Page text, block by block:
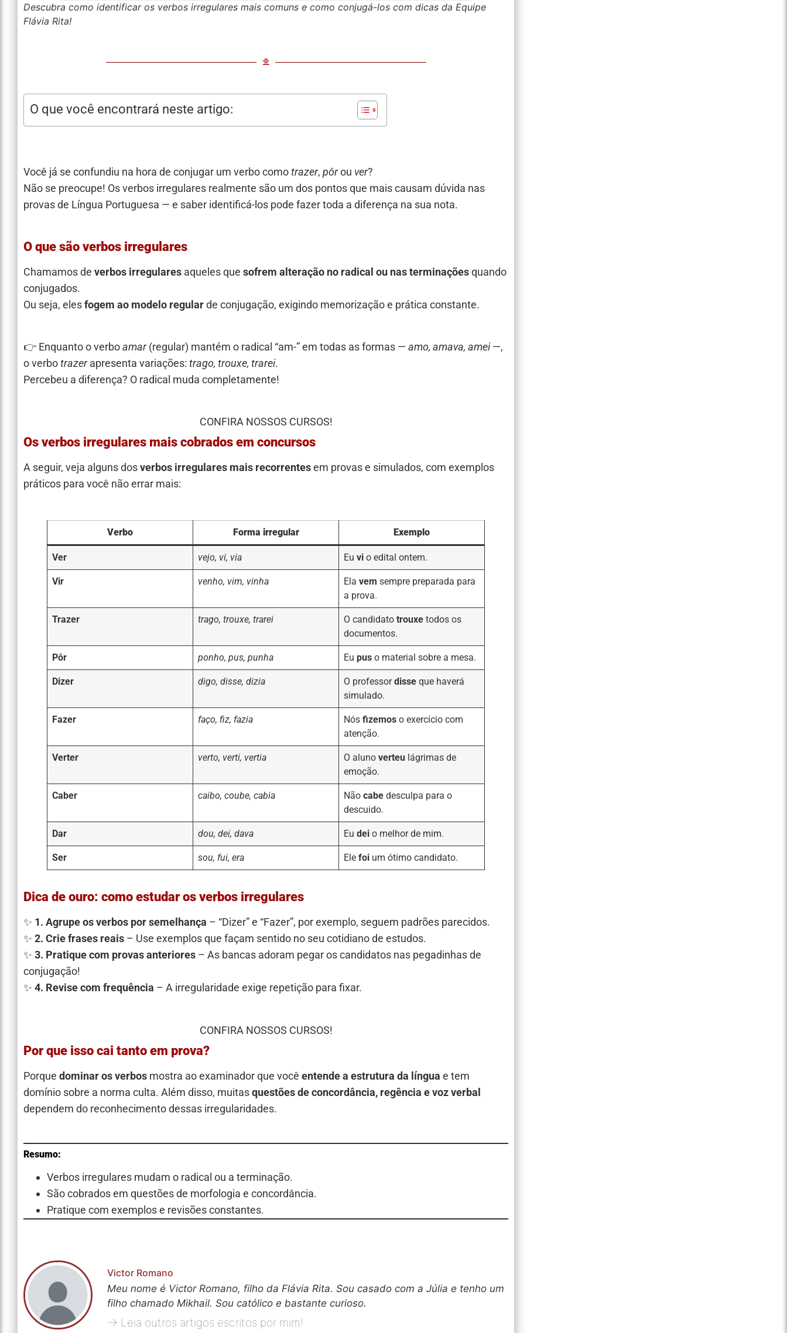
Descubra como identificar os verbos irregulares mais comuns e como conjugá-los com dicas da Equipe
Flávia Rita!
O que você encontrará neste artigo:
Você já se confundiu na hora de conjugar um verbo comotrazer, pôrou ver?
Não se preocupe! Os verbos irregulares realmente são um dos pontos que mais causam dúvida nas
provas de Língua Portuguesa — e saber identificá-los pode fazer toda a diferença na sua nota.
O que são verbos irregulares
Chamamos de verbos irregulares aqueles que sofrem alteração no radical ou nas terminaçõesquando
conjugados.
Ou seja, elesfogem ao modelo regularde conjugação, exigindo memorização e prática constante.
👉 Enquanto o verboamar(regular) mantém o radical “am-” em todas as formas — amo, amava, amei—,
o verbotrazerapresenta variações: trago, trouxe, trarei.
Percebeu a diferença? O radical muda completamente!
CONFIRA NOSSOS CURSOS!
Os verbos irregulares mais cobrados em concursos
A seguir, veja alguns dosverbos irregulares mais recorrentesem provas e simulados, com exemplos
práticos para você não errar mais:
Verbo Forma irregular Exemplo
Ver vejo, vi, via Euvi o edital ontem.
Vir venho, vim, vinha Elavem sempre preparada para
a prova.
Trazer trago, trouxe, trarei O candidatotrouxe todos os
documentos.
Pôr ponho, pus, punha Eupus o material sobre a mesa.
Dizer digo, disse, dizia O professordisse que haverá
simulado.
Fazer faço, fiz, fazia Nósfizemos o exercício com
atenção.
Verter verto, verti, vertia O alunoverteu lágrimas de
emoção.
Caber caibo, coube, cabia Nãocabe desculpa para o
descuido.
Dar dou, dei, dava Eudei o melhor de mim.
Ser sou, fui, era Elefoi um ótimo candidato.
Dica de ouro: como estudar os verbos irregulares
✨ 1. Agrupe os verbos por semelhança – “Dizer” e “Fazer”, por exemplo, seguem padrões parecidos.
✨ 2. Crie frases reais – Use exemplos que façam sentido no seu cotidiano de estudos.
✨ 3. Pratique com provas anteriores – As bancas adoram pegar os candidatos nas pegadinhas de
conjugação!
✨ 4. Revise com frequência – A irregularidade exige repetição para fixar.
CONFIRA NOSSOS CURSOS!
Por que isso cai tanto em prova?
Porque dominar os verbos mostra ao examinador que você entende a estrutura da língua e tem
domínio sobre a norma culta. Além disso, muitasquestões de concordância, regência e voz verbal
dependem do reconhecimento dessas irregularidades.
Resumo:
Verbos irregulares mudam o radical ou a terminação.
São cobrados em questões de morfologia e concordância.
Pratique com exemplos e revisões constantes.
Victor Romano
Meu nome é Victor Romano, filho da Flávia Rita. Sou casado com a Júlia e tenho um
filho chamado Mikhail. Sou católico e bastante curioso.
→ Leia outros artigos escritos por mim!